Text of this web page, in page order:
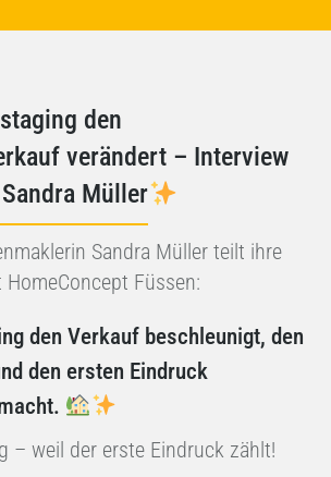
den
verändert – Interview
Müller
Sandra Müller teilt ihre
Füssen:
den Verkauf beschleunigt, den
den ersten Eindruck
– weil der erste Eindruck zählt!